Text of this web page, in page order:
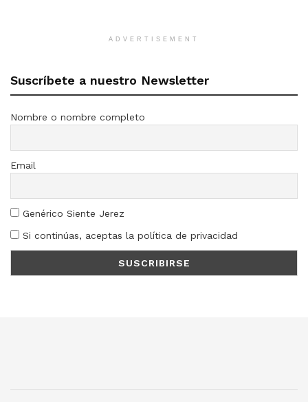
ADVERTISEMENT
Suscríbete a nuestro Newsletter
Nombre o nombre completo
Email
Genérico Siente Jerez
Si continúas, aceptas la política de privacidad